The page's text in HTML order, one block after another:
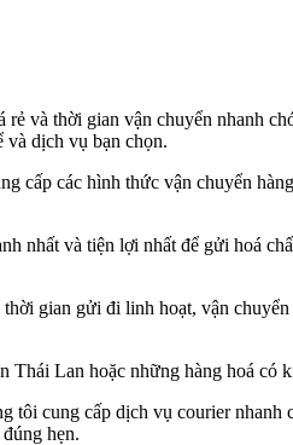
rẻ và thời gian vận chuyển nhanh
và dịch vụ bạn chọn.
cấp các hình thức vận chuyển
nhất và tiện lợi nhất để gửi hoá
thời gian gửi đi linh hoạt, vận
Thái Lan hoặc những hàng hoá có
tôi cung cấp dịch vụ courier
hẹn.